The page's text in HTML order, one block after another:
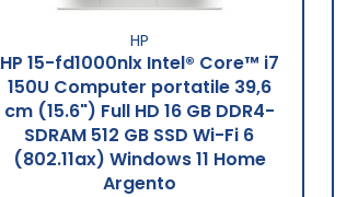
HP
HP 15-fd1000nlx Intel® Core™ i7
150U Computer portatile 39,6
cm (15.6") Full HD 16 GB DDR4-
SDRAM 512 GB SSD Wi-Fi 6
(802.11ax) Windows 11 Home
Argento